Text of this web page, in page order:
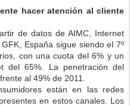
hacer atención al cliente
de datos de AIMC, Internet
España sigue siendo el 7º
con una cuota del 6% y un
del 65%. La penetración del
al 49% de 2011.
están en las redes
en estos canales. Los